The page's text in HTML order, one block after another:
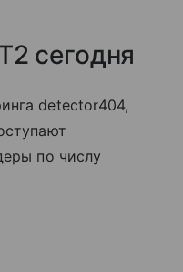
сегодня
detector404,
по числу